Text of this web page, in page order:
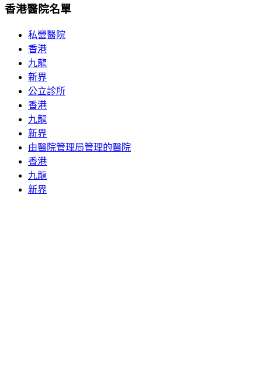
香港醫院名單
私營醫院
香港
九龍
新界
公立診所
香港
九龍
新界
由醫院管理局管理的醫院
香港
九龍
新界